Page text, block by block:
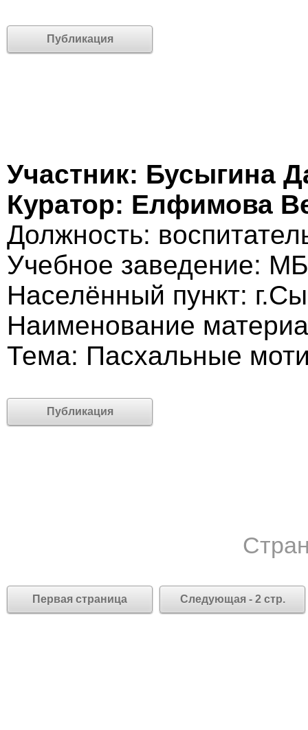
Публикация
Участник: Бусыгина
Куратор: Елфимова
Должность:
Учебное заведение:
Населённый пункт:
Наименование
Тема: Пасхальные
Публикация
Первая страница Следующая - 2 стр.